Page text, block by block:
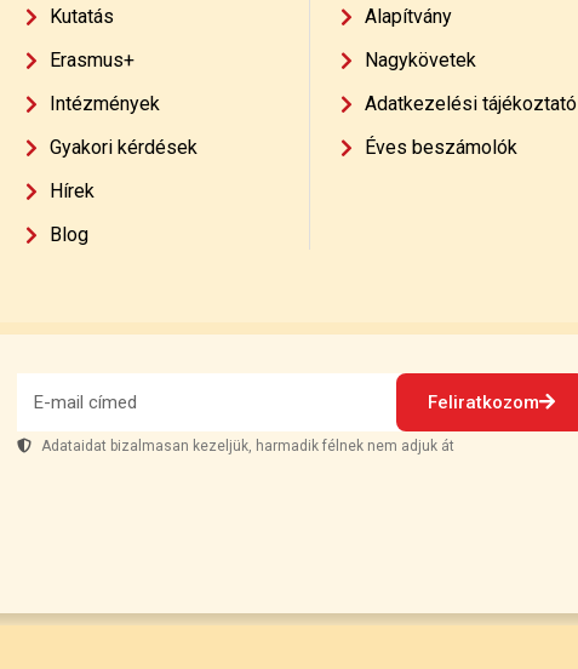
Kutatás
Erasmus+
Intézmények
Gyakori kérdések
Hírek
Blog
Alapítvány
Nagykövetek
Adatkezelési tájékoztató
Éves beszámolók
Feliratkozom
Adataidat bizalmasan kezeljük, harmadik félnek nem adjuk át